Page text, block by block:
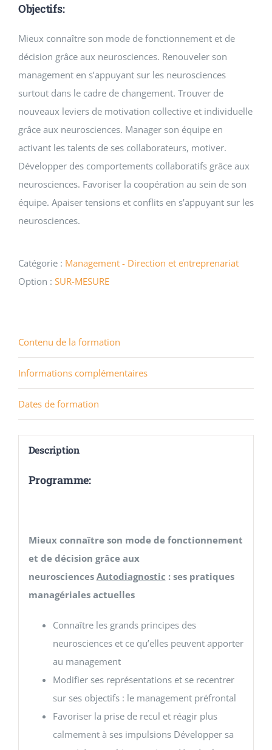
Objectifs:
Mieux connaître son mode de fonctionnement et de
décision grâce aux neurosciences. Renouveler son
management en s’appuyant sur les neurosciences
surtout dans le cadre de changement. Trouver de
nouveaux leviers de motivation collective et individuelle
grâce aux neurosciences. Manager son équipe en
activant les talents de ses collaborateurs, motiver.
Développer des comportements collaboratifs grâce aux
neurosciences. Favoriser la coopération au sein de son
équipe. Apaiser tensions et conflits en s’appuyant sur les
neurosciences.
Catégorie : Management - Direction et entreprenariat
Option : SUR-MESURE
Contenu de la formation
Informations complémentaires
Dates de formation
Description
Programme:
Mieux connaître son mode de fonctionnement
et de décision grâce aux
neurosciences Autodiagnostic : ses pratiques
managériales actuelles
Connaître les grands principes des
neurosciences et ce qu’elles peuvent apporter
au management
Modifier ses représentations et se recentrer
sur ses objectifs : le management préfrontal
Favoriser la prise de recul et réagir plus
calmement à ses impulsions Développer sa